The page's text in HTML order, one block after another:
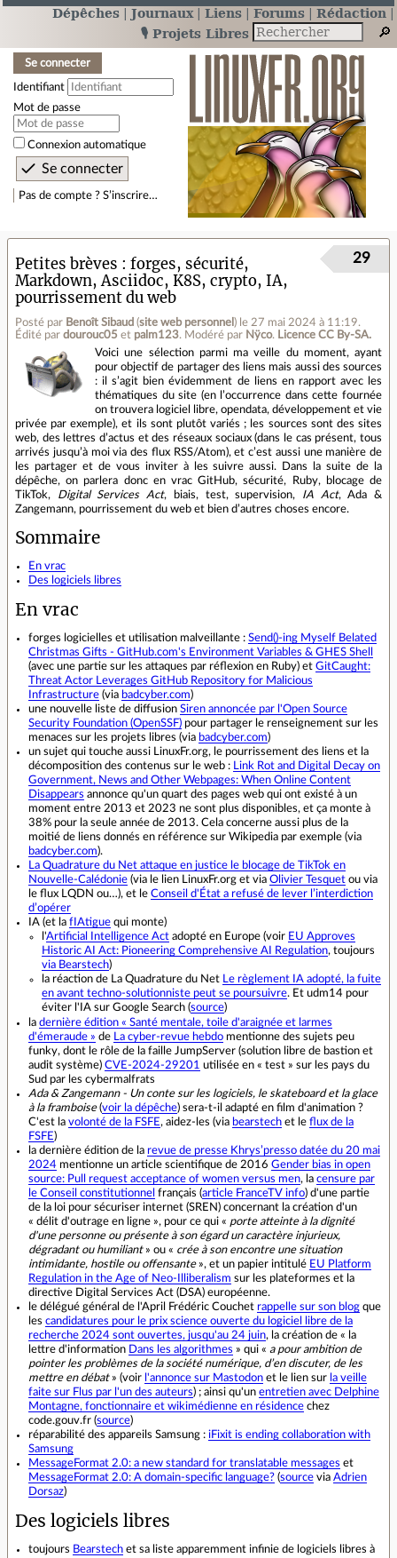
Dépêches Journaux Liens Forums
Rédaction
🎙️ Projets Libres
Se connecter
Identifiant
Mot de passe
Connexion automatique
Pas de compte ? S’inscrire…
Petites brèves : forges, sécurité,
Markdown, Asciidoc, K8S, crypto, IA,
pourrissement du web
Posté par Benoît Sibaud (site web personnel ) le 27 mai 2024 à 11:19.
Édité par dourouc05 et palm123. Modéré par Nÿco. Licence CC By‑SA.
29
Voici une sélection parmi ma veille du moment, ayant
pour objectif de partager des liens mais aussi des sources
: il s’agit bien évidemment de liens en rapport avec les
thématiques du site (en l’occurrence dans cette fournée
on trouvera logiciel libre, opendata, développement et vie
privée par exemple), et ils sont plutôt variés ; les sources sont des sites
web, des lettres d’actus et des réseaux sociaux (dans le cas présent, tous
arrivés jusqu’à moi via des flux RSS/Atom), et c’est aussi une manière de
les partager et de vous inviter à les suivre aussi. Dans la suite de la
dépêche, on parlera donc en vrac GitHub, sécurité, Ruby, blocage de
TikTok,
Digital Services Act, biais, test, supervision, IA Act, Ada &
Zangemann, pourrissement du web et bien d’autres choses encore.
Sommaire
En vrac
Des logiciels libres
En vrac
forges logicielles et utilisation malveillante : Send()-ing Myself Belated
Christmas Gifts - GitHub.com's Environment Variables & GHES Shell
(avec une partie sur les attaques par réflexion en Ruby) et GitCaught:
Threat Actor Leverages GitHub Repository for Malicious
Infrastructure (via badcyber.com)
une nouvelle liste de diffusion Siren annoncée par l'Open Source
Security Foundation (OpenSSF) pour partager le renseignement sur les
menaces sur les projets libres (via badcyber.com)
un sujet qui touche aussi LinuxFr.org, le pourrissement des liens et la
décomposition des contenus sur le web :
Link Rot and Digital Decay on
Government, News and Other Webpages: When Online Content
Disappears annonce qu'un quart des pages web qui ont existé à un
moment entre 2013 et 2023 ne sont plus disponibles, et ça monte à
38% pour la seule année de 2013. Cela concerne aussi plus de la
moitié de liens donnés en référence sur Wikipedia par exemple (via
badcyber.com).
La Quadrature du Net attaque en justice le blocage de TikTok en
Nouvelle-Calédonie (via le lien LinuxFr.org et via Olivier Tesquet ou via
le flux LQDN ou…), et le Conseil d'État a refusé de lever l’interdiction
d’opérer
IA (et la fIAtigue qui monte)
l'Artificial Intelligence Act adopté en Europe (voir EU Approves
Historic AI Act: Pioneering Comprehensive AI Regulation, toujours
via Bearstech)
la réaction de La Quadrature du Net
Le règlement IA adopté, la fuite
en avant techno-solutionniste peut se poursuivre. Et udm14 pour
éviter l'IA sur Google Search (source)
la dernière édition « Santé mentale, toile d'araignée et larmes
d'émeraude » de La cyber-revue hebdo mentionne des sujets peu
funky, dont le rôle de la faille JumpServer (solution libre de bastion et
audit système) CVE-2024-29201 utilisée en « test » sur les pays du
Sud par les cybermalfrats
Ada & Zangemann - Un conte sur les logiciels, le skateboard et la glace
à la framboise(voir la dépêche) sera-t-il adapté en film d'animation ?
C'est la volonté de la FSFE, aidez-les (via bearstech et le flux de la
FSFE)
la dernière édition de la revue de presse Khrys’presso datée du 20 mai
2024 mentionne un article scientifique de 2016 Gender bias in open
source: Pull request acceptance of women versus men, la censure par
le Conseil constitutionnel français (article FranceTV info) d'une partie
de la loi pour sécuriser internet (SREN) concernant la création d'un
« délit d'outrage en ligne », pour ce qui « porte atteinte à la dignité
d'une personne ou présente à son égard un caractère injurieux,
dégradant ou humiliant» ou « crée à son encontre une situation
intimidante, hostile ou offensante», et un papier intitulé EU Platform
Regulation in the Age of Neo-Illiberalism sur les plateformes et la
directive Digital Services Act (DSA) européenne.
le délégué général de l'April Frédéric Couchet rappelle sur son blog que
les candidatures pour le prix science ouverte du logiciel libre de la
recherche 2024 sont ouvertes, jusqu'au 24 juin, la création de « la
lettre d'information Dans les algorithmes » qui « a pour ambition de
pointer les problèmes de la société numérique, d’en discuter, de les
mettre en débat» (voir l'annonce sur Mastodon et le lien sur la veille
faite sur Flus par l'un des auteurs) ; ainsi qu'un entretien avec Delphine
Montagne, fonctionnaire et wikimédienne en résidence chez
code.gouv.fr (source)
réparabilité des appareils Samsung : iFixit is ending collaboration with
Samsung
MessageFormat 2.0: a new standard for translatable messages et
MessageFormat 2.0: A domain-specific language? (source via Adrien
Dorsaz)
Des logiciels libres
toujours Bearstech et sa liste apparemment infinie de logiciels libres à